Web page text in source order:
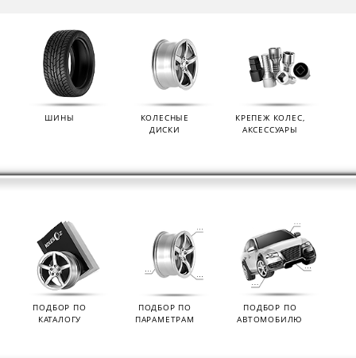
ШИНЫ
КОЛЕСНЫЕ
ДИСКИ
КРЕПЕЖ КОЛЕС,
АКСЕССУАРЫ
ПОДБОР ПО
КАТАЛОГУ
ПОДБОР ПО
ПАРАМЕТРАМ
ПОДБОР ПО
АВТОМОБИЛЮ